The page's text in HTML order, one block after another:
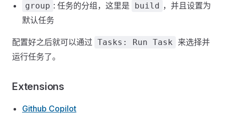
group : 任务的分组，这里是 build ，并且设置为
默认任务
配置好之后就可以通过 Tasks: Run Task
来选择并
运行任务了。
Extensions
Github Copilot